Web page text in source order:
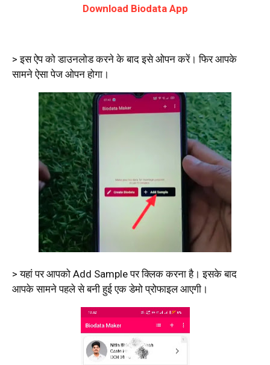
Download Biodata App
> इस ऐप को डाउनलोड करने के बाद इसे ओपन करें। फिर आपके
सामने ऐसा पेज ओपन होगा।
> यहां पर आपको Add Sample पर क्लिक करना है। इसके बाद
आपके सामने पहले से बनी हुई एक डेमो प्रोफाइल आएगी।